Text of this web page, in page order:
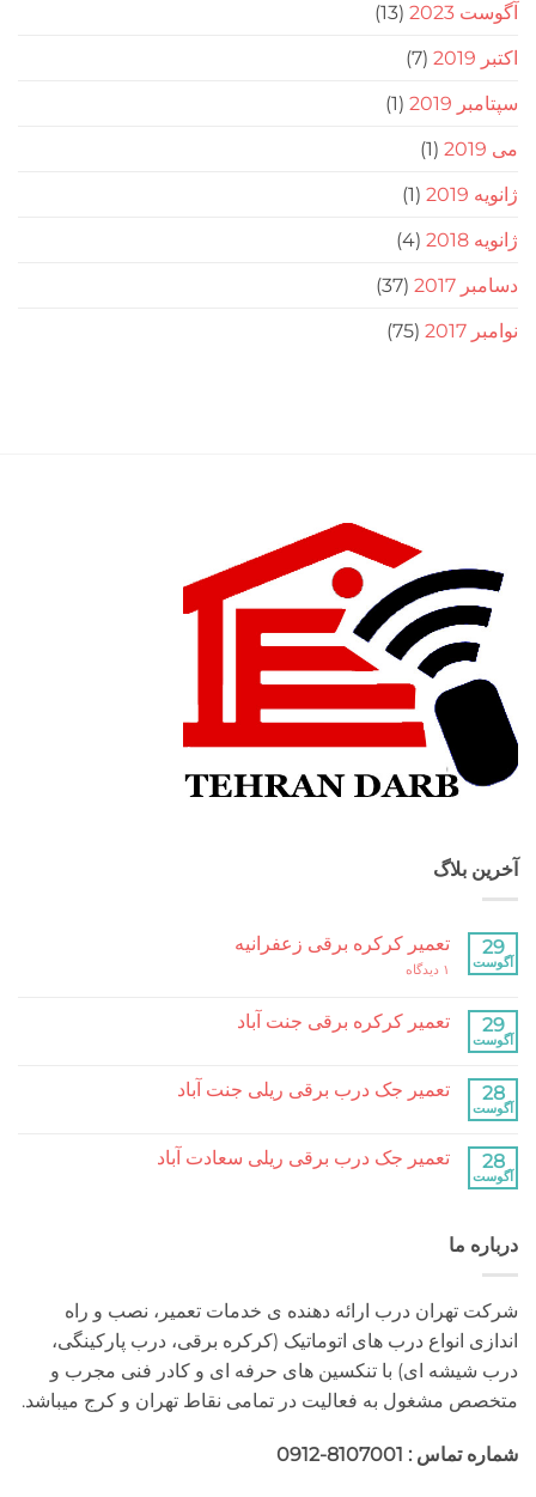
(13)
(7)
(1)
(1)
(1)
(4)
(37)
(75)
تعمیر کرکره برقی زعفرانیه
۱ دیدگاه
برای
برقی
زعفرانیه
تعمیر کرکره برقی جنت آباد
هیچ
برای
تعمیر
کرکره
برقی
آباد
ثبت
نشده
تعمیر جک درب برقی ریلی جنت آباد
هیچ
برای
تعمیر
جک
درب
جنت
آباد
ثبت
نشده
تعمیر جک درب برقی ریلی سعادت آباد
هیچ
جک
درب
برقی
سعادت
آباد
ما
درب ارائه دهنده ی خدمات تعمیر، نصب و راه
انواع درب های اتوماتیک (کرکره برقی، درب پارکینگی،
ای) با تنکسین های حرفه ای و کادر فنی مجرب و
مشغول به فعالیت در تمامی نقاط تهران و کرج میباشد.
: 8107001-0912